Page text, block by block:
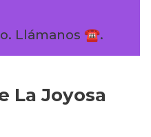
Llámanos ☎️.
La Joyosa